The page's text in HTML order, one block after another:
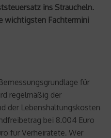
ins Straucheln.
wichtigsten Fachtermini
für
regelmäßig der
der Lebenshaltungskosten
bei 8.004 Euro
für Verheiratete. Wer